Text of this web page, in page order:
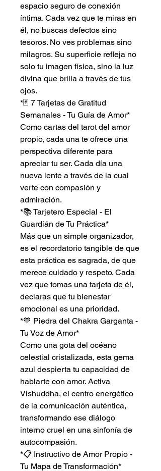
espacio seguro de conexión
íntima. Cada vez que te miras en
él, no buscas defectos sino
tesoros. No ves problemas sino
milagros. Su superficie refleja no
solo tu imagen física, sino la luz
divina que brilla a través de tus
ojos.
*🃏 7 Tarjetas de Gratitud
Semanales - Tu Guía de Amor*
Como cartas del tarot del amor
propio, cada una te ofrece una
perspectiva diferente para
apreciar tu ser. Cada día una
nueva lente a través de la cual
verte con compasión y
admiración.
*📚 Tarjetero Especial - El
Guardián de Tu Práctica*
Más que un simple organizador,
es el recordatorio tangible de que
esta práctica es sagrada, de que
merece cuidado y respeto. Cada
vez que tomas una tarjeta de él,
declaras que tu bienestar
emocional es una prioridad.
*💙 Piedra del Chakra Garganta -
Tu Voz de Amor*
Como una gota del océano
celestial cristalizada, esta gema
azul despierta tu capacidad de
hablarte con amor. Activa
Vishuddha, el centro energético
de la comunicación auténtica,
transformando ese diálogo
interno cruel en una sinfonía de
autocompasión.
*📋 Instructivo de Amor Propio -
Tu Mapa de Transformación*